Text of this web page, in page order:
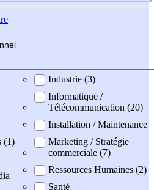
(1)
Industrie (3)
Informatique /
Télécommunication (20)
Installation / Maintenance
Marketing / Stratégie
commerciale (7)
Ressources Humaines (2)
Santé